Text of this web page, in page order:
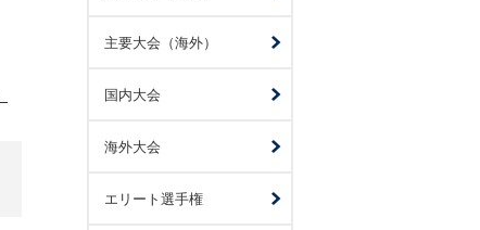
主要大会（海外）
国内大会
海外大会
エリート選手権